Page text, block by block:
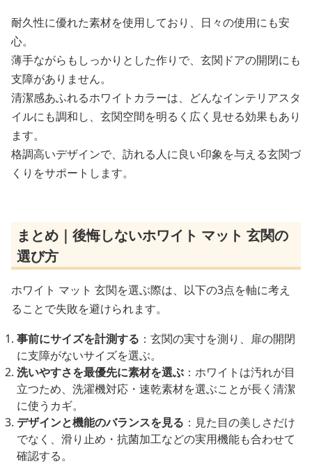
耐久性に優れた素材を使用しており、日々の使用にも安
心。
薄手ながらもしっかりとした作りで、玄関ドアの開閉にも
支障がありません。
清潔感あふれるホワイトカラーは、どんなインテリアスタ
イルにも調和し、玄関空間を明るく広く見せる効果もあり
ます。
格調高いデザインで、訪れる人に良い印象を与える玄関づ
くりをサポートします。
まとめ｜後悔しないホワイト マット 玄関の
選び方
ホワイト マット 玄関を選ぶ際は、以下の3点を軸に考え
ることで失敗を避けられます。
事前にサイズを計測する ：玄関の実寸を測り、扉の開閉
に支障がないサイズを選ぶ。
洗いやすさを最優先に素材を選ぶ ：ホワイトは汚れが目
立つため、洗濯機対応・速乾素材を選ぶことが長く清潔
に使うカギ。
デザインと機能のバランスを見る ：見た目の美しさだけ
でなく、滑り止め・抗菌加工などの実用機能も合わせて
確認する。